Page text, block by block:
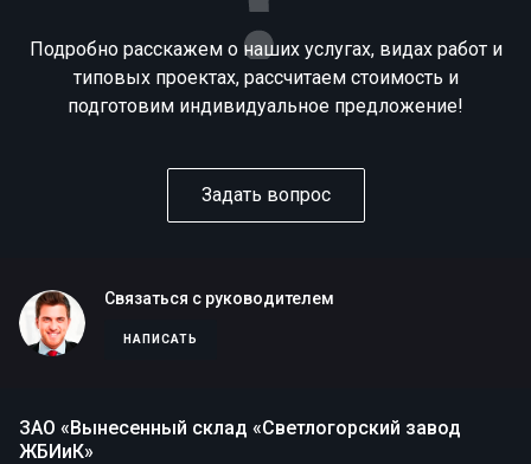
Подробно расскажем о наших услугах, видах работ и
типовых проектах, рассчитаем стоимость и
подготовим индивидуальное предложение!
Задать вопрос
Связаться с руководителем
НАПИСАТЬ
ЗАО «Вынесенный склад «Светлогорский завод
ЖБИиК»